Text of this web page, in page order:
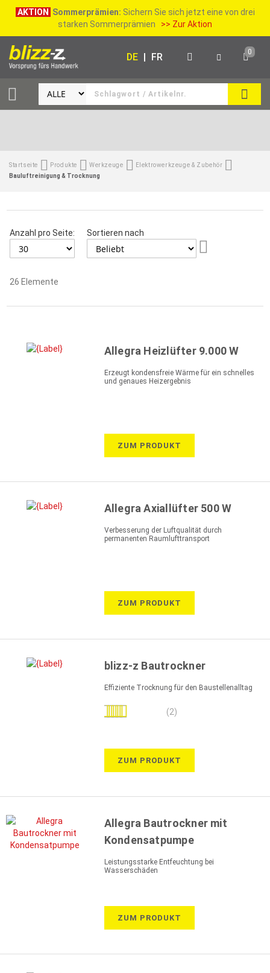
AKTION Sommerprämien: Sichern Sie sich jetzt eine von drei
starken Sommerprämien >> Zur Aktion
SUCHE
DE | FR 0
Startseite Produkte Werkzeuge
Elektrowerkzeuge & Zubehör
Bauluftreinigung & Trocknung
Anzahl pro Seite:
Sortieren nach
26 Elemente
Allegra Heizlüfter 9.000 W
Erzeugt kondensfreie Wärme für ein schnelles
und genaues Heizergebnis
ZUM PRODUKT
Allegra Axiallüfter 500 W
Verbesserung der Luftqualität durch
permanenten Raumlufttransport
ZUM PRODUKT
blizz-z Bautrockner
Effiziente Trocknung für den Baustellenalltag
Bewertung: (2)
ZUM PRODUKT
Allegra Bautrockner mit
Kondensatpumpe
Leistungsstarke Entfeuchtung bei
Wasserschäden
ZUM PRODUKT